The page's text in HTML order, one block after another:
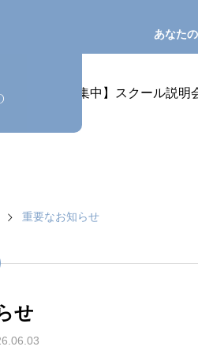
あなた
報 【募集中】スクール説明
重要なお知らせ
せ